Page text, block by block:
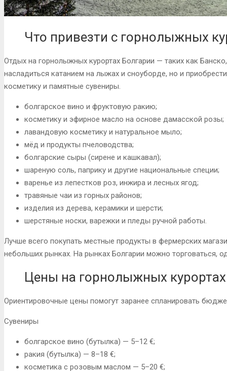
Что привезти с горнолыжных
Отдых на горнолыжных курортах Болгарии — таких как
насладиться катанием на лыжах и сноуборде, но и
косметику и памятные сувениры.
болгарское вино и фруктовую ракию;
косметику и эфирное масло на основе дамасской розы;
лавандовую косметику и натуральное мыло;
мёд и продукты пчеловодства;
болгарские сыры (сирене и кашкавал);
шареную соль, паприку и другие национальные специи;
варенье из лепестков роз, инжира и лесных ягод;
травяные чаи из горных районов;
изделия из дерева, керамики и шерсти;
шерстяные носки, варежки и пледы ручной работы.
Лучше всего покупать местные продукты в фермерских
небольших рынках. На рынках Болгарии можно торговаться,
Цены на горнолыжных
Ориентировочные цены помогут заранее спланировать
Сувениры
болгарское вино (бутылка) — 5–12 €;
ракия (бутылка) — 8–18 €;
косметика с розовым маслом — 5–20 €;